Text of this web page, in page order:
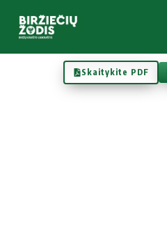
Skaitykite PDF